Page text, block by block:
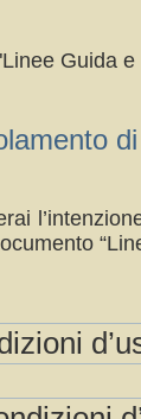
Guida